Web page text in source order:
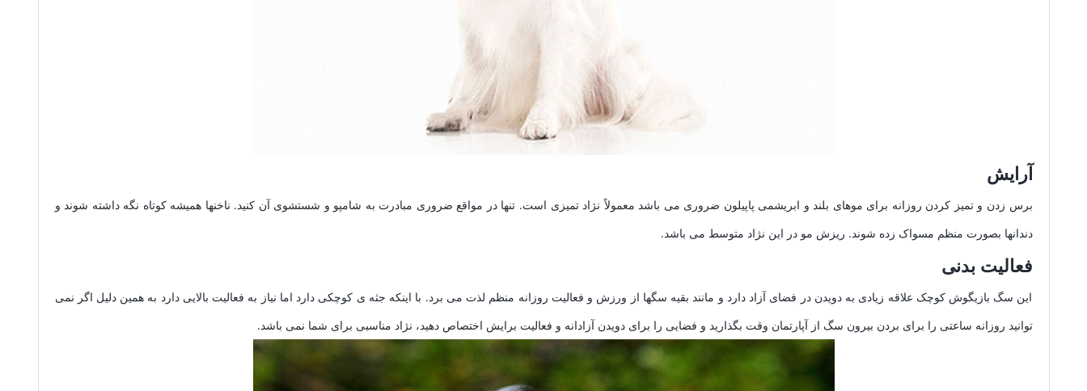
آرایش
برس زدن و تمیز کردن روزانه برای موهای بلند و ابریشمی پاپیلون ضروری می باشد معمولاً نژاد تمیزی است. تنها در مواقع ضروری مبادرت به شامپو و شستشوی آن کنید. ناخنها همیشه کوتاه نگه داشته شوند و
دندانها بصورت منظم مسواک زده شوند. ریزش مو در این نژاد متوسط می باشد.
فعالیت بدنی
این سگ بازیگوش کوچک علاقه زیادی به دویدن در فضای آزاد دارد و مانند بقیه سگها از ورزش و فعالیت روزانه منظم لذت می برد. با اینکه جثه ی کوچکی دارد اما نیاز به فعالیت بالایی دارد به همین دلیل اگر نمی
توانید روزانه ساعتی را برای بردن بیرون سگ از آپارتمان وقت بگذارید و فضایی را برای دویدن آزادانه و فعالیت برایش اختصاص دهید، نژاد مناسبی برای شما نمی باشد.